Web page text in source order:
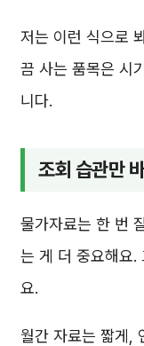
저는 이런 식으로
끔 사는 품목은 시
니다.
조회 습관만
물가자료는 한 번
는 게 더 중요해요.
요.
월간 자료는 짧게,